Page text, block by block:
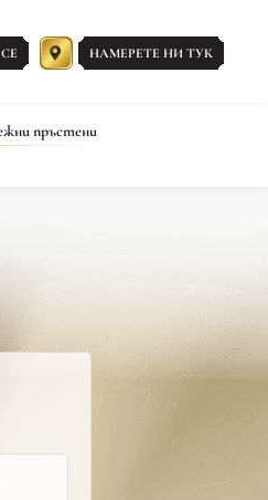
НАМЕРЕТЕ НИ ТУК
пръстени